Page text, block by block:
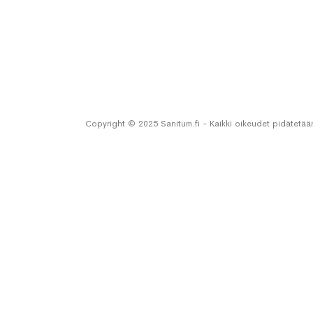
Copyright © 2025 Sanitum.fi - Kaikki oikeudet